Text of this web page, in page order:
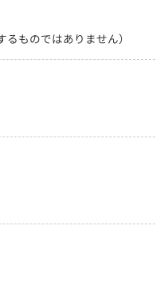
ものではありません）